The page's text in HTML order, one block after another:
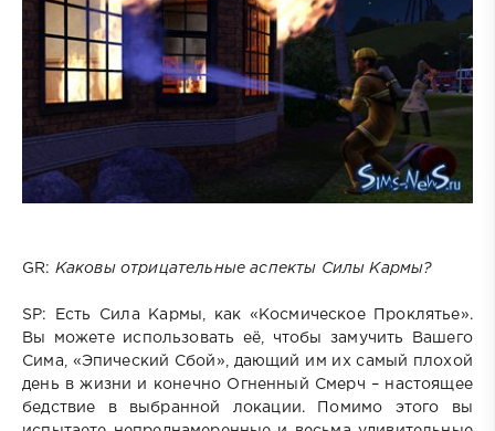
GR: Каковы отрицательные аспекты Силы Кармы?
SP: Есть Сила Кармы, как «Космическое Проклятье».
Вы можете использовать её, чтобы замучить Вашего
Сима, «Эпический Сбой», дающий им их самый плохой
день в жизни и конечно Огненный Смерч – настоящее
бедствие в выбранной локации. Помимо этого вы